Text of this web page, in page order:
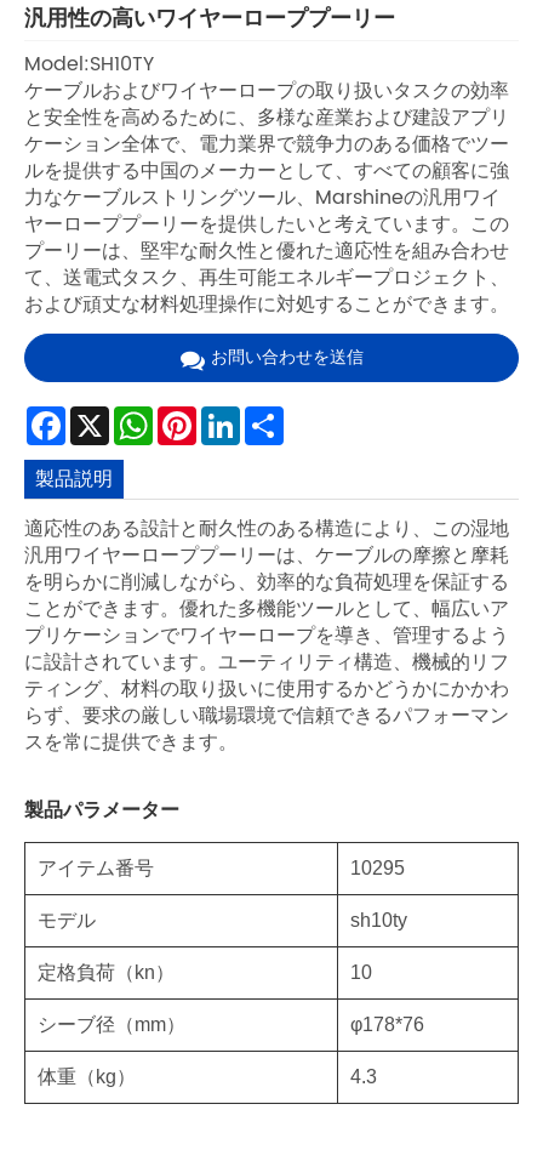
汎用性の高いワイヤーローププーリー
Model:SH10TY
ケーブルおよびワイヤーロープの取り扱いタスクの効率
と安全性を高めるために、多様な産業および建設アプリ
ケーション全体で、電力業界で競争力のある価格でツー
ルを提供する中国のメーカーとして、すべての顧客に強
力なケーブルストリングツール、Marshineの汎用ワイ
ヤーローププーリーを提供したいと考えています。この
プーリーは、堅牢な耐久性と優れた適応性を組み合わせ
て、送電式タスク、再生可能エネルギープロジェクト、
および頑丈な材料処理操作に対処することができます。
お問い合わせを送信
Facebook
X WhatsApp
Pinterest
LinkedIn
製品説明
適応性のある設計と耐久性のある構造により、この湿地
汎用ワイヤーローププーリーは、ケーブルの摩擦と摩耗
を明らかに削減しながら、効率的な負荷処理を保証する
ことができます。優れた多機能ツールとして、幅広いア
プリケーションでワイヤーロープを導き、管理するよう
に設計されています。ユーティリティ構造、機械的リフ
ティング、材料の取り扱いに使用するかどうかにかかわ
らず、要求の厳しい職場環境で信頼できるパフォーマン
スを常に提供できます。
製品パラメーター
アイテム番号 10295
モデル sh10ty
定格負荷（kn） 10
シーブ径（mm） φ178*76
体重（kg） 4.3